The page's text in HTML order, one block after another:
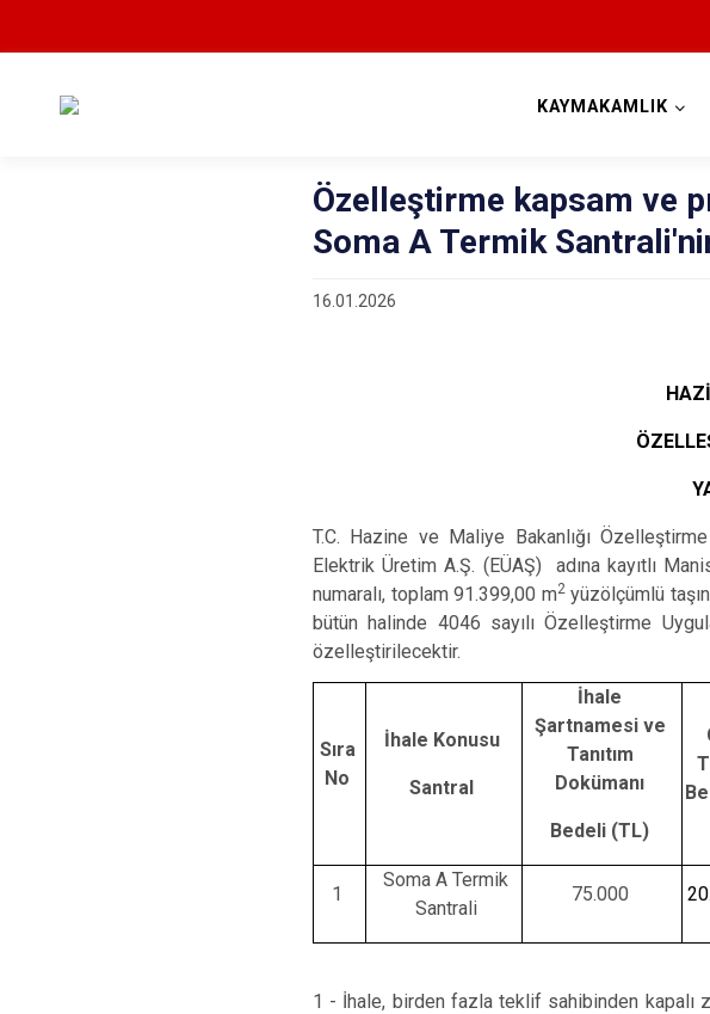
KAYMAKAMLIK
Özelleştirme kapsam ve
Soma A Termik
16.01.2026
T.C. Hazine ve Maliye Bakanlığı
Elektrik Üretim A.Ş. (EÜAŞ) adına kayıtlı
numaralı, toplam 91.399,00 m2yüzölçümlü
bütün halinde 4046 sayılı Özelleştirme
özelleştirilecektir.
Sıra
No
İhale Konusu
Santral
İhale
Şartnamesi ve
Tanıtım
Dokümanı
Bedeli (TL)
1
Soma A Termik
Santrali
75.000
1 - İhale, birden fazla teklif sahibinden kapalı